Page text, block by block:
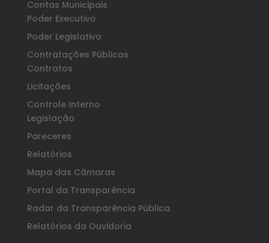
Contas Municipais
Poder Executivo
Poder Legislativo
Contratações Públicas
Contratos
Licitações
Controle Interno
Legislação
Pareceres
Relatórios
Mapa das Câmaras
Portal da Transparência
Radar da Transparência Pública
Relatórios da Ouvidoria